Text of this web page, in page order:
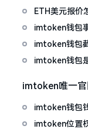
ETH美元报价
imtoken钱包
imtoken钱包
imtoken钱包
imtoken唯一官
imtoken钱包
找回
imtoken位置